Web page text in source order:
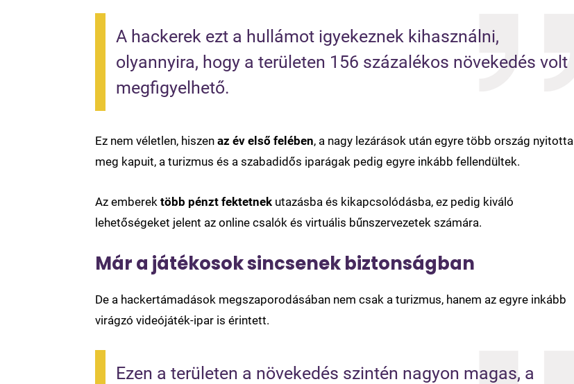
A hackerek ezt a hullámot igyekeznek kihasználni,
olyannyira, hogy a területen 156 százalékos növekedés volt
megfigyelhető.
Ez nem véletlen, hiszen az év első felében, a nagy lezárások után egyre több ország nyitotta
meg kapuit, a turizmus és a szabadidős iparágak pedig egyre inkább fellendültek.
Az emberek több pénzt fektetnek utazásba és kikapcsolódásba, ez pedig kiváló
lehetőségeket jelent az online csalók és virtuális bűnszervezetek számára.
Már a játékosok sincsenek biztonságban
De a hackertámadások megszaporodásában nem csak a turizmus, hanem az egyre inkább
virágzó videójáték-ipar is érintett.
Ezen a területen a növekedés szintén nagyon magas, a